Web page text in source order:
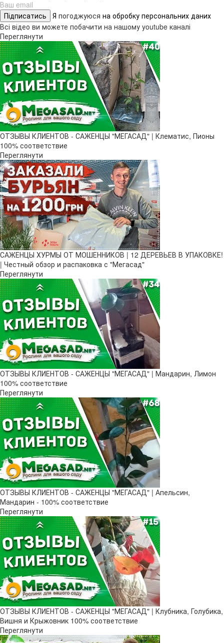
Підписатись Я погоджуюся на обробку персональних даних
Всі відео ви можете побачити на нашому youtube каналі
Переглянути
ОТЗЫВЫ КЛИЕНТОВ - САЖЕНЦЫ "МЕГАСАД" | Клематис, Пионы
100% соответствие
Переглянути
САЖЕНЦЫ ХУРМЫ ОТ МОШЕННИКОВ | 12 ДЕРЕВЬЕВ В УПАКОВКЕ!
| Честный обзор и распаковка с "Мегасад"
Переглянути
ОТЗЫВЫ КЛИЕНТОВ - САЖЕНЦЫ "МЕГАСАД" | Мандарин, Лимон
100% соответствие
Переглянути
ОТЗЫВЫ КЛИЕНТОВ - САЖЕНЦЫ "МЕГАСАД" | Апельсин,
Мандарин - 100% соответствие
Переглянути
ОТЗЫВЫ КЛИЕНТОВ - САЖЕНЦЫ "МЕГАСАД" | Клубника, Голубика,
Вишня и Крыжовник 100% соответствие
Переглянути